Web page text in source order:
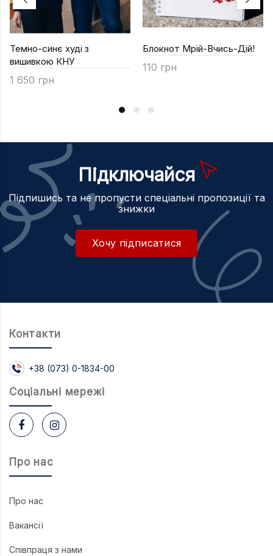
Темно-синє худі з
вишивкою КНУ
1 650 грн
Блокнот Мрій-Вчись-Дій!
110 грн
Підключайся
Підпишись та не пропусти спеціальні пропозиції та
знижки
Хочу підписатися
Про нас
Про нас
Вакансії
Співпраця з нами
Контакти
+38 (073) 0-1834-00
Соцiальнi мережi